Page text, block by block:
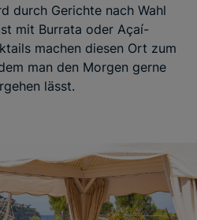
durch Gerichte nach Wahl
mit Burrata oder Açaí-
machen diesen Ort zum
man den Morgen gerne
lässt.